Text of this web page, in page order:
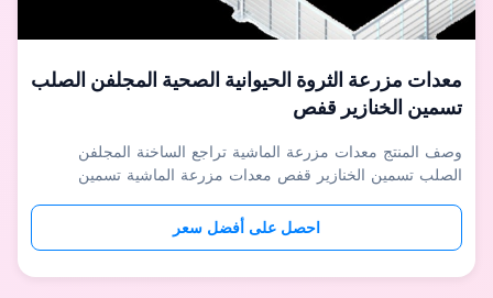
معدات مزرعة الثروة الحيوانية الصحية المجلفن الصلب
تسمين الخنازير قفص
وصف المنتج معدات مزرعة الماشية تراجع الساخنة المجلفن
الصلب تسمين الخنازير قفص معدات مزرعة الماشية تسمين
سياج PVC وسياج فولاذي مجلفن بالغمس الساخن.يمكن لسياج
تسمين واحد إطعام خنازير تسمين متعددة ، مما يقلل بشكل كبير
احصل على أفضل سعر